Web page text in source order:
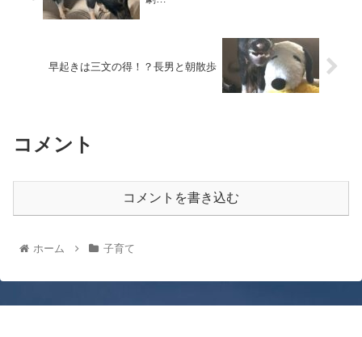
早起きは三文の得！？長男と朝散歩
コメント
コメントを書き込む
ホーム 子育て